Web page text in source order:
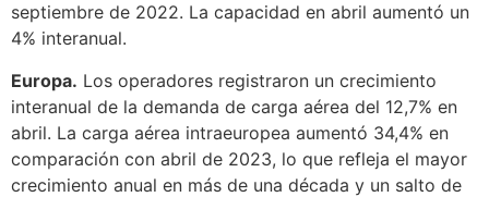
septiembre de 2022. La capacidad en abril aumentó un
4% interanual.
Europa. Los operadores registraron un crecimiento
interanual de la demanda de carga aérea del 12,7% en
abril. La carga aérea intraeuropea aumentó 34,4% en
comparación con abril de 2023, lo que refleja el mayor
crecimiento anual en más de una década y un salto de